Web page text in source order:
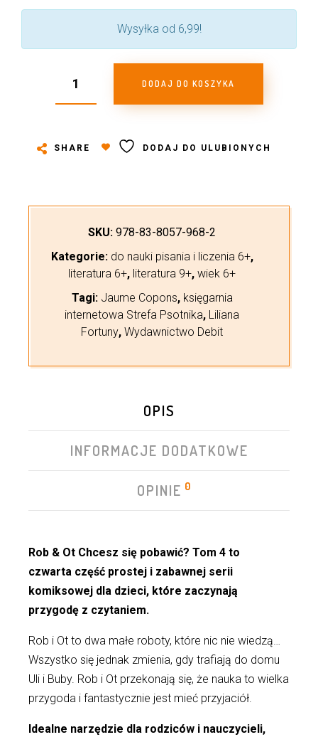
Wysyłka od 6,99!
DODAJ DO KOSZYKA
SHARE DODAJ DO ULUBIONYCH
SKU: 978-83-8057-968-2
Kategorie: do nauki pisania i liczenia 6+,
literatura 6+, literatura 9+, wiek 6+
Tagi: Jaume Copons, księgarnia
internetowa Strefa Psotnika, Liliana
Fortuny, Wydawnictwo Debit
OPIS
INFORMACJE DODATKOWE
OPINIE 0
Rob & Ot Chcesz się pobawić? Tom 4 to
czwarta część prostej i zabawnej serii
komiksowej dla dzieci, które zaczynają
przygodę z czytaniem.
Rob i Ot to dwa małe roboty, które nic nie wiedzą…
Wszystko się jednak zmienia, gdy trafiają do domu
Uli i Buby. Rob i Ot przekonają się, że nauka to wielka
przygoda i fantastycznie jest mieć przyjaciół.
Idealne narzędzie dla rodziców i nauczycieli,